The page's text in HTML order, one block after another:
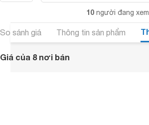
10 người đang xem
So sánh giá Thông tin sản phẩm
Giá của 8 nơi bán